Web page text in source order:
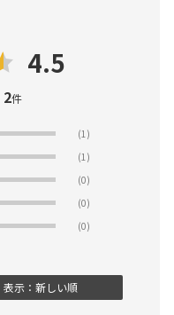
4.5
2件
(1)
(1)
(0)
(0)
(0)
表示：新しい順